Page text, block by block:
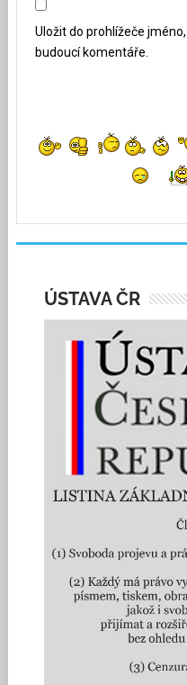
Uložit do prohlížeče
budoucí komentáře.
ÚSTAVA ČR